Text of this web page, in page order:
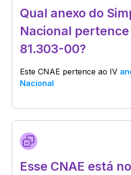
Qual anexo do
Nacional pertence
81.303-00?
Este CNAE pertence ao IV
Nacional
Esse CNAE está